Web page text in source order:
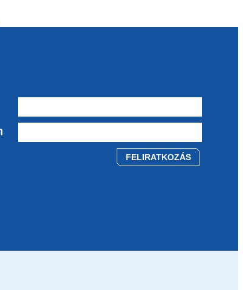
Please leave this field empty.